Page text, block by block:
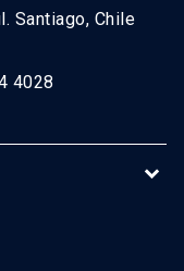
Santiago, Chile
4028